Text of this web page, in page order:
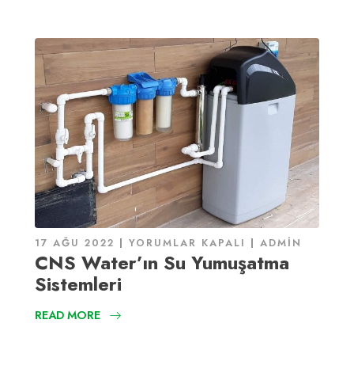
17 AĞU 2022 YORUMLAR KAPALI ADMIN
CNS Water’ın Su Yumuşatma
Sistemleri
READ MORE